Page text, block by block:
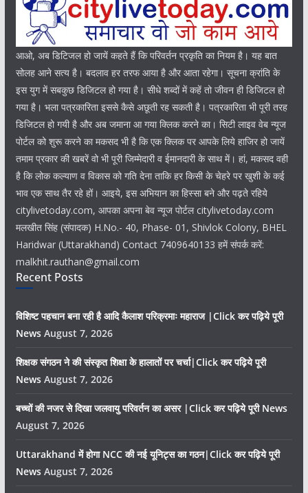
आओ, अब डिटिजल हो जायें कहते हैं कि परिवर्तन प्रकृति का नियम है। यह बात
सोलह आने सत्य है। बदलाव हर तरफ आया है और आता रहेगा। सूचना क्रांति के
इस युग में सबकुछ डिजिटल हो गया है। सीधे शब्दों में कहें तो जीवन ही डिजिटल हो
गया है। भला पत्रकारिता इससे कैसे अछूती रह सकती है। पत्रकारिता भी पूरी तरह
डिजिटल हो गयी है और अब जमाना आ गया क्लिक करने का। सिटी लाइव वेब न्यूज
पोर्टल को शुरू करने का मकसद भी है कि एक क्लिक पर आपके लिये हाजिर हो जायें
तमाम प्रकार की खबरें वो भी पूरी जिम्मेदारी व ईमानदारी के साथ में। हां, मकसद वही
है कि लोक कल्याण व विकास को गति देना ताकि हर किसी के चेहरे पर खुशी के कई
भाव एक साथ तैर रहे हों। आइये, इस अभियान का हिस्सा बने और पढ़ते रहिये
citylivetoday.com, आपका अपना बेव न्यूज पोर्टल citylivetoday.com
मलखीत सिंह (संपादक) H.No.- 40, Phase- 01, Shivlok Colony, BHEL
Haridwar (Uttarakhand) Contact 7409640133 हमें संपर्क करें:
malkhit.rauthan@gmail.com
Recent Posts
विशिष्ट पहचान बना रही है आदि कैलाश परिक्रमाः महाराज |Click कर पढ़िये पूरी
News August 7, 2026
शिक्षक संगठन ने की संस्कृत शिक्षा के हालातों पर चर्चा|Click कर पढ़िये पूरी
News August 7, 2026
बच्चों की नजर से दिखा जलवायु परिवर्तन का असर |Click कर पढ़िये पूरी News
August 7, 2026
Uttarakhand में होगा NCC की नई यूनिट्स का गठन|Click कर पढ़िये पूरी
News August 7, 2026